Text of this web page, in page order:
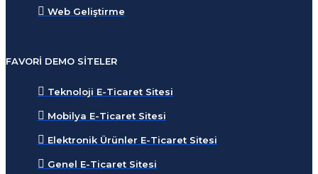
Web Geliştirme
FAVORI DEMO SITELER
Teknoloji E-Ticaret Sitesi
Mobilya E-Ticaret Sitesi
Elektronik Ürünler E-Ticaret Sitesi
Genel E-Ticaret Sitesi